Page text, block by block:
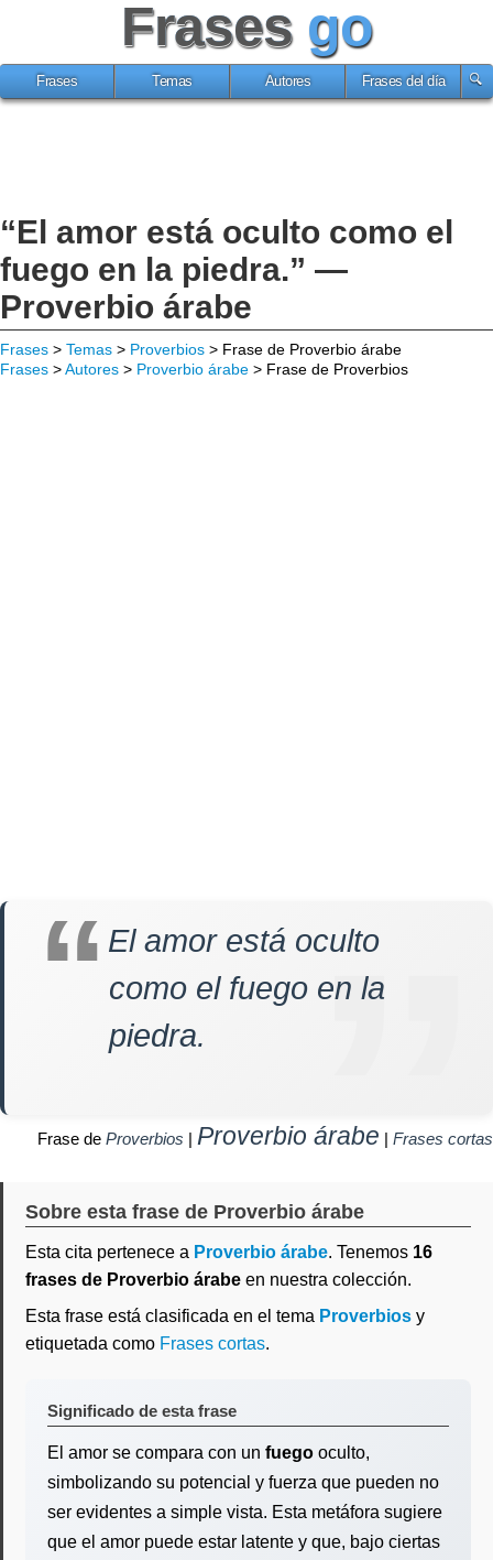
Frases go
Frases Temas Autores Frases del día
“El amor está oculto como el
fuego en la piedra.” —
Proverbio árabe
Frases > Temas > Proverbios > Frase de Proverbio árabe
Frases >Autores > Proverbio árabe > Frase de Proverbios
El amor está oculto
como el fuego en la
piedra.
Frase de Proverbios | Proverbio árabe | Frases cortas
Sobre esta frase de Proverbio árabe
Esta cita pertenece a Proverbio árabe. Tenemos 16
frases de Proverbio árabe en nuestra colección.
Esta frase está clasificada en el tema Proverbios y
etiquetada como Frases cortas.
Significado de esta frase
El amor se compara con un fuego oculto,
simbolizando su potencial y fuerza que pueden no
ser evidentes a simple vista. Esta metáfora sugiere
que el amor puede estar latente y que, bajo ciertas